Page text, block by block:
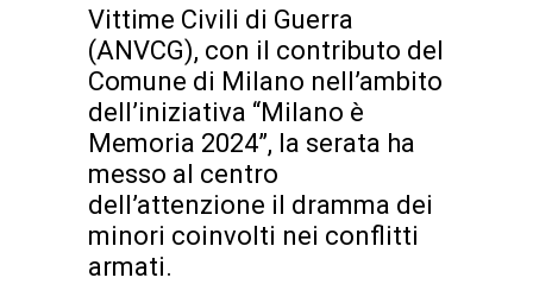
Vittime Civili di Guerra
(ANVCG), con il contributo del
Comune di Milano nell’ambito
dell’iniziativa “Milano è
Memoria 2024”, la serata ha
messo al centro
dell’attenzione il dramma dei
minori coinvolti nei conflitti
armati.